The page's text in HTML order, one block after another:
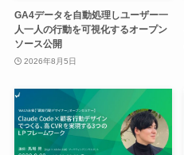
GA4データを自動処理しユーザー一
人一人の行動を可視化するオープン
ソース公開
2026年8月5日